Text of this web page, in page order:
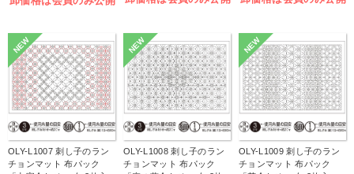
NEW
OLY-L1007 刺し子のラン
チョンマット 布パック
NEW
OLY-L1008 刺し子のラン
チョンマット 布パック
NEW
OLY-L1009 刺し子のラン
チョンマット 布パック